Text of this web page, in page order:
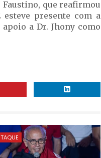
que reafirmou
esteve presente com a
a Dr. Jhony como